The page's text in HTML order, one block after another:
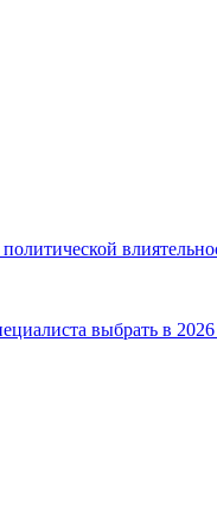
выбрать в